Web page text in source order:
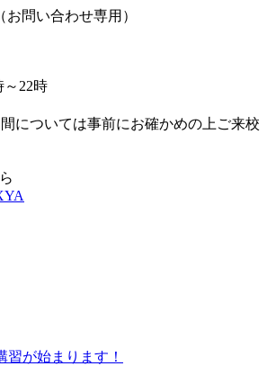
問い合わせ専用）
～22時
間については事前にお確かめの上ご来校
習が始まります！